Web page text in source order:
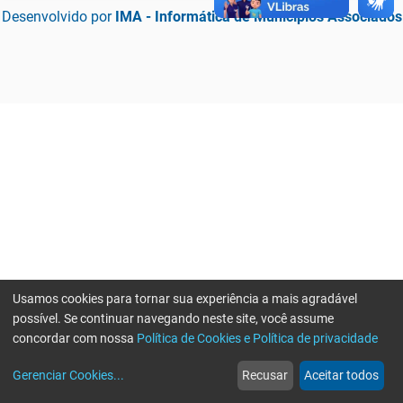
Desenvolvido por IMA - Informática de Municípios Associados
web
Notícias
more_horiz
Mais
Usamos cookies para tornar sua experiência a mais agradável
possível. Se continuar navegando neste site, você assume
concordar com nossa Política de Cookies e Política de privacidade
Gerenciar Cookies... Recusar Aceitar todos
Erro ao enviar informações, por favor tente novamente